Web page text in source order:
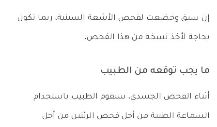
إن سبق وخضعت لفحص الأشعة السينية، ربما تكون
بحاجة لأخذ نسخة من هذا الفحص.
ما يجب توقعه من الطبيب
أثناء الفحص الجسدي، سيقوم الطبيب باستخدام
السماعة الطبية من أجل فحص الرئتين من أجل